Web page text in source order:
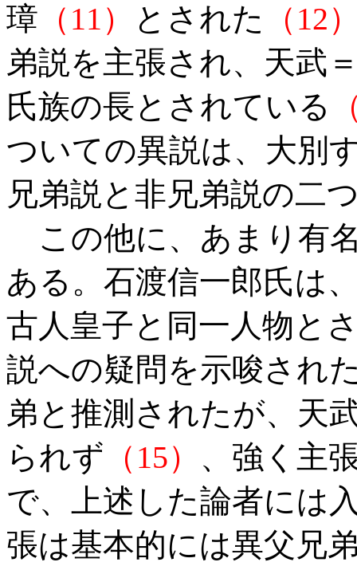
璋 （11） とされた
（12
弟説を主張され、天武
氏族の長とされている
ついての異説は、大別
兄弟説と非兄弟説の二
この他に、あまり有
ある。石渡信一郎氏は
古人皇子と同一人物と
説への疑問を示唆され
弟と推測されたが、天
られず （15） 、強く主
で、上述した論者には
張は基本的には異父兄